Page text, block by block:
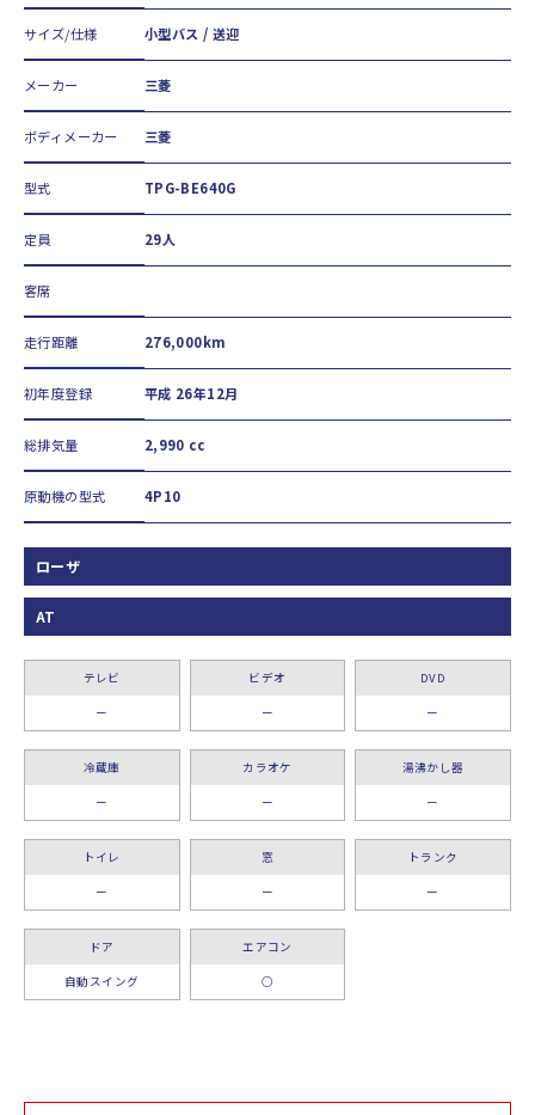
サイズ/仕様 小型バス / 送迎
メーカー 三菱
ボディメーカー 三菱
型式 TPG-BE640G
定員 29人
客席
走行距離 276,000km
初年度登録 平成 26年12月
総排気量 2,990 cc
原動機の型式 4P10
ローザ
AT
テレビ
ー
ビデオ
ー
DVD
ー
冷蔵庫
ー
カラオケ
ー
湯沸かし器
ー
トイレ
ー
窓
ー
トランク
ー
ドア
自動スイング
エアコン
○